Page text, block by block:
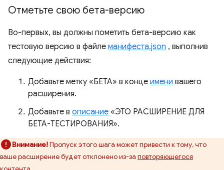
Отметьте свою бета-версию
Во-первых, вы должны пометить бета-версию как
тестовую версию в файле манифеста.json , выполнив
следующие действия:
Добавьте метку «БЕТА» в конце имени вашего
расширения.
Добавьте в описание «ЭТО РАСШИРЕНИЕ ДЛЯ
БЕТА-ТЕСТИРОВАНИЯ».
Внимание!Пропуск этого шага может привести к тому, что
ваше расширение будет отклонено из-за повторяющегося